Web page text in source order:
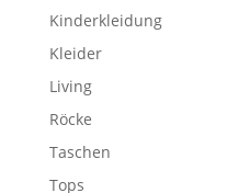
Kinderkleidung
Kleider
Living
Röcke
Taschen
Tops